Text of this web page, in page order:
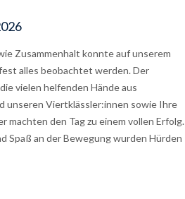
Zusammenhalt konnte auf unserem
alles beobachtet werden. Der
vielen helfenden Hände aus
unseren Viertklässler:innen sowie Ihre
machten den Tag zu einem vollen Erfolg.
Spaß an der Bewegung wurden Hürden